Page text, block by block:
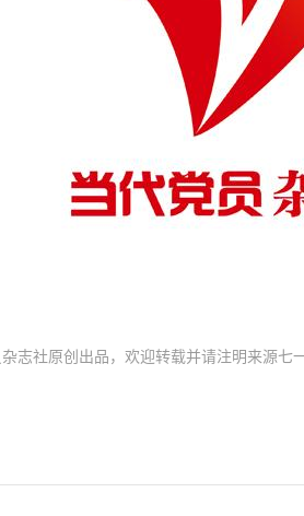
志社原创出品，欢迎转载并请注明来源七